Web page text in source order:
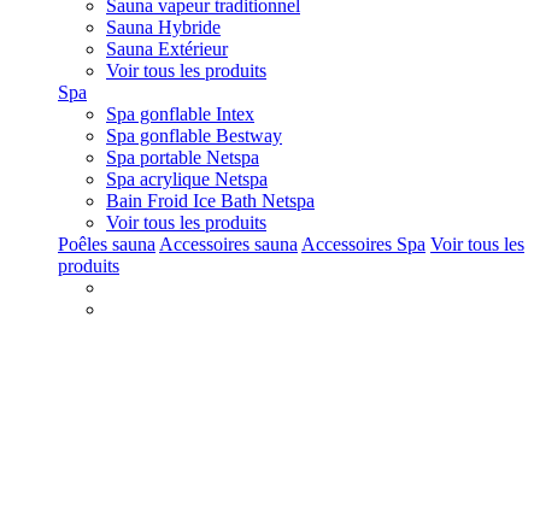
Sauna vapeur traditionnel
Sauna Hybride
Sauna Extérieur
Voir tous les produits
Spa
Spa gonflable Intex
Spa gonflable Bestway
Spa portable Netspa
Spa acrylique Netspa
Bain Froid Ice Bath Netspa
Voir tous les produits
Poêles sauna Accessoires sauna Accessoires Spa Voir tous les
produits